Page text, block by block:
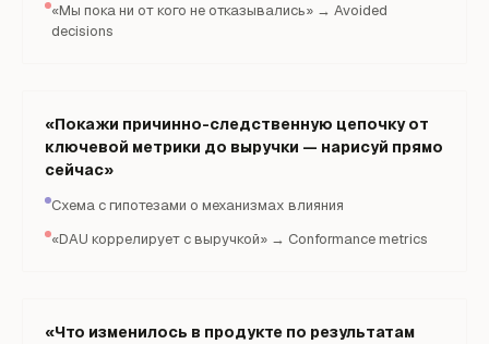
«Мы пока ни от кого не отказывались» → Avoided
decisions
«Покажи причинно-следственную цепочку от
ключевой метрики до выручки — нарисуй прямо
сейчас»
Схема с гипотезами о механизмах влияния
«DAU коррелирует с выручкой» → Conformance metrics
«Что изменилось в продукте по результатам